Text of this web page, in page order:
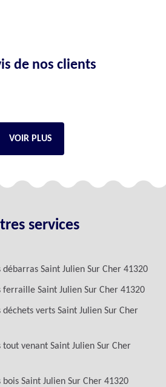
de nos clients
VOIR PLUS
services
débarras Saint Julien Sur Cher 41320
ferraille Saint Julien Sur Cher 41320
déchets verts Saint Julien Sur Cher
tout venant Saint Julien Sur Cher
Saint Julien Sur Cher 41320